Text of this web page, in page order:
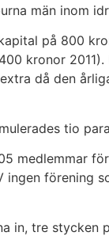
män inom
på 800
kronor
då den
tio
medlemmar
ingen
in, tre stycken